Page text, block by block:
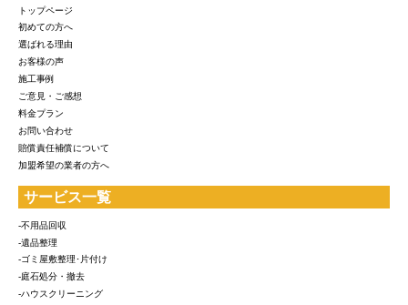
トップページ
初めての方へ
選ばれる理由
お客様の声
施工事例
ご意見・ご感想
料金プラン
お問い合わせ
賠償責任補償について
加盟希望の業者の方へ
サービス一覧
-不用品回収
-遺品整理
-ゴミ屋敷整理･片付け
-庭石処分・撤去
-ハウスクリーニング